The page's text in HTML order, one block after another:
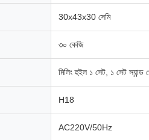
30x43x30 সেমি
৩০ কেজি
মিলিং হুইল ১ সেট, ১ সেট স্যান্ড
H18
AC220V/50Hz